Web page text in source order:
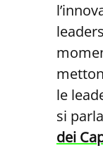
le
si
dei